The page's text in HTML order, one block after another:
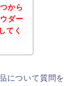
から
ダー
てく
について質問を